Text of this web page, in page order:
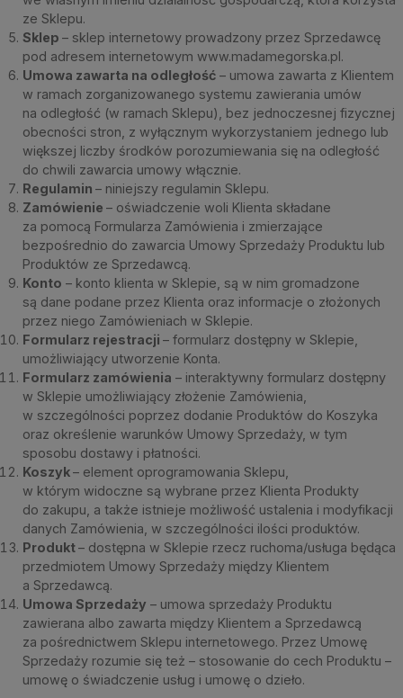
ze Sklepu.
Sklep – sklep internetowy prowadzony przez Sprzedawcę
pod adresem internetowym www.madamegorska.pl.
Umowa zawarta na odległość– umowa zawarta z Klientem
w ramach zorganizowanego systemu zawierania umów
na odległość (w ramach Sklepu), bez jednoczesnej fizycznej
obecności stron, z wyłącznym wykorzystaniem jednego lub
większej liczby środków porozumiewania się na odległość
do chwili zawarcia umowy włącznie.
Regulamin – niniejszy regulamin Sklepu.
Zamówienie – oświadczenie woli Klienta składane
za pomocą Formularza Zamówienia i zmierzające
bezpośrednio do zawarcia Umowy Sprzedaży Produktu lub
Produktów ze Sprzedawcą.
Konto – konto klienta w Sklepie, są w nim gromadzone
są dane podane przez Klienta oraz informacje o złożonych
przez niego Zamówieniach w Sklepie.
Formularz rejestracji – formularz dostępny w Sklepie,
umożliwiający utworzenie Konta.
Formularz zamówienia – interaktywny formularz dostępny
w Sklepie umożliwiający złożenie Zamówienia,
w szczególności poprzez dodanie Produktów do Koszyka
oraz określenie warunków Umowy Sprzedaży, w tym
sposobu dostawy i płatności.
Koszyk– element oprogramowania Sklepu,
w którym widoczne są wybrane przez Klienta Produkty
do zakupu, a także istnieje możliwość ustalenia i modyfikacji
danych Zamówienia, w szczególności ilości produktów.
Produkt– dostępna w Sklepie rzecz ruchoma/usługa będąca
przedmiotem Umowy Sprzedaży między Klientem
a Sprzedawcą.
Umowa Sprzedaży – umowa sprzedaży Produktu
zawierana albo zawarta między Klientem a Sprzedawcą
za pośrednictwem Sklepu internetowego. Przez Umowę
Sprzedaży rozumie się też – stosowanie do cech Produktu –
umowę o świadczenie usług i umowę o dzieło.